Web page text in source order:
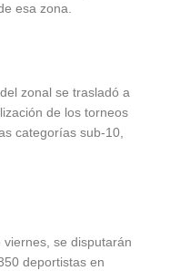
esa zona.
zonal se trasladó a
de los torneos
categorías sub-10,
se disputarán
deportistas en